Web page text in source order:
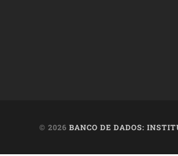
© 2026BANCO DE DADOS: